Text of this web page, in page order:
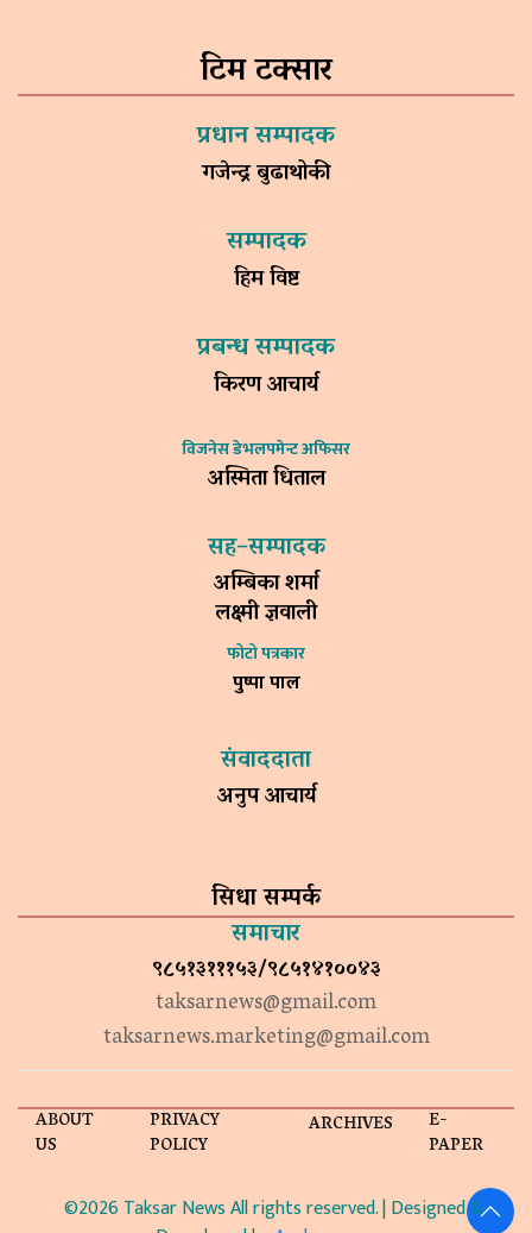
टिम टक्सार
प्रधान सम्पादक
गजेन्द्र बुढाथोकी
सम्पादक
हिम विष्ट
प्रबन्ध सम्पादक
किरण आचार्य
विजनेस डेभलपमेन्ट अफिसर
अस्मिता धिताल
सह–सम्पादक
अम्बिका शर्मा
लक्ष्मी ज्ञवाली
फोटो पत्रकार
पुष्पा पाल
संवाददाता
अनुप आचार्य
सिधा सम्पर्क
समाचार
९८५१३१११५३/९८५१४१००४३
taksarnews@gmail.com
taksarnews.marketing@gmail.com
ABOUT
US
PRIVACY
POLICY
ARCHIVES E-
PAPER
©2026 Taksar News All rights reserved. | Designed &